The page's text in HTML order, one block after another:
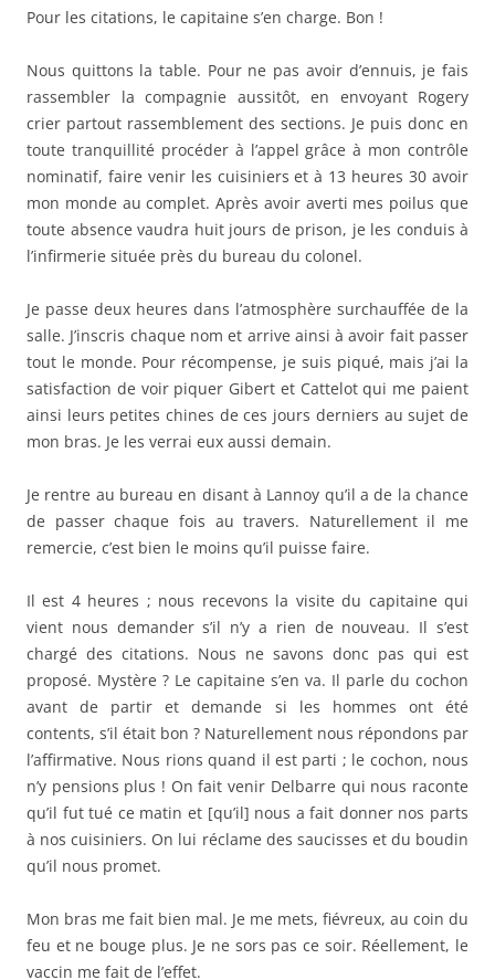
Pour les citations, le capitaine s’en charge. Bon !
Nous quittons la table. Pour ne pas avoir d’ennuis, je fais
rassembler la compagnie aussitôt, en envoyant Rogery
crier partout rassemblement des sections. Je puis donc en
toute tranquillité procéder à l’appel grâce à mon contrôle
nominatif, faire venir les cuisiniers et à 13 heures 30 avoir
mon monde au complet. Après avoir averti mes poilus que
toute absence vaudra huit jours de prison, je les conduis à
l’infirmerie située près du bureau du colonel.
Je passe deux heures dans l’atmosphère surchauffée de la
salle. J’inscris chaque nom et arrive ainsi à avoir fait passer
tout le monde. Pour récompense, je suis piqué, mais j’ai la
satisfaction de voir piquer Gibert et Cattelot qui me paient
ainsi leurs petites chines de ces jours derniers au sujet de
mon bras. Je les verrai eux aussi demain.
Je rentre au bureau en disant à Lannoy qu’il a de la chance
de passer chaque fois au travers. Naturellement il me
remercie, c’est bien le moins qu’il puisse faire.
Il est 4 heures ; nous recevons la visite du capitaine qui
vient nous demander s’il n’y a rien de nouveau. Il s’est
chargé des citations. Nous ne savons donc pas qui est
proposé. Mystère ? Le capitaine s’en va. Il parle du cochon
avant de partir et demande si les hommes ont été
contents, s’il était bon ? Naturellement nous répondons par
l’affirmative. Nous rions quand il est parti ; le cochon, nous
n’y pensions plus ! On fait venir Delbarre qui nous raconte
qu’il fut tué ce matin et [qu’il] nous a fait donner nos parts
à nos cuisiniers. On lui réclame des saucisses et du boudin
qu’il nous promet.
Mon bras me fait bien mal. Je me mets, fiévreux, au coin du
feu et ne bouge plus. Je ne sors pas ce soir. Réellement, le
vaccin me fait de l’effet.